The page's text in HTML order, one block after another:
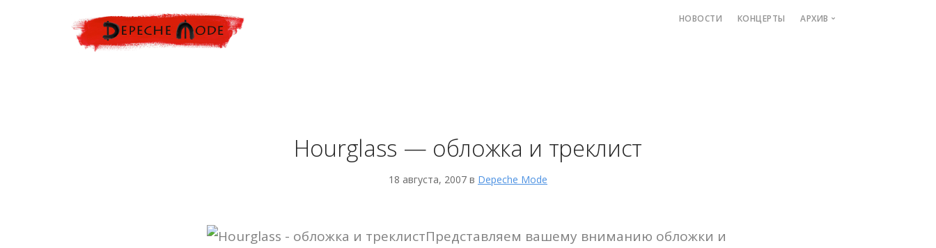
НОВОСТИ КОНЦЕРТЫ АРХИВ
Локомотив
Hourglass — обложка и треклист
18 августа, 2007 в Depeche Mode
Представляем вашему вниманию обложки и